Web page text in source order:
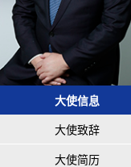
大使信息
大使致辞
大使简历